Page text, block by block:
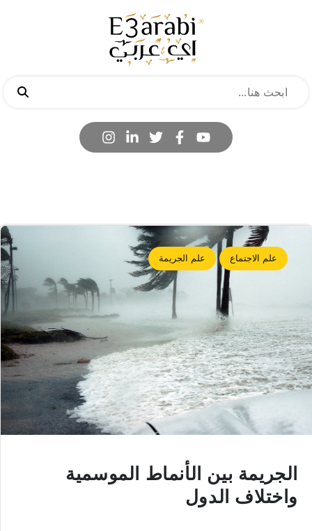
علم الاجتماع علم الجريمة
الجريمة بين الأنماط الموسمية
واختلاف الدول